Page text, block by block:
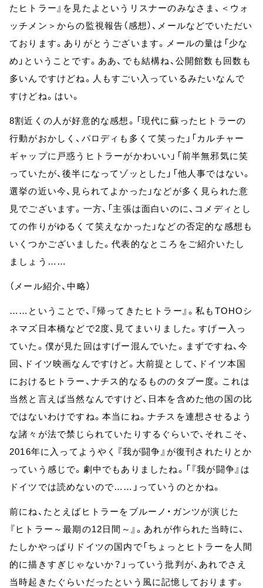
たヒトラー』を見たよというリスナーのみなさま、＜ウォ
ッチメン＞からの監視報告（感想）、メールなどでいただい
ております。ありがとうございます。メールの量は「少な
め」ということです。ああ、でも結構ね、公開館数も回数も
多いんですけどね。人もすごい入っているみたいなんで
すけどね。はい。
8割近くの人が好意的な感想。「現代に蘇ったヒトラーの
行動がおかしく、パロディも多くて笑った」「カルチャー
ギャップに戸惑うヒトラーがかわいい」「前半無邪気に笑
っていたが、後半になってゾッとした」「他人事ではない。
選挙の近い今、見られてよかった」などが多く見られた意
見でございます。一方、「主張は面白いのに、コメディとし
ての作りがゆるくて笑えなかった」などの否定的な感想も
いくつかございました。代表的なところをご紹介いたし
ましょう……
（メール紹介、中略）
……ということで、『帰ってきたヒトラー』。私もTOHOシ
ネマズ日本橋などで2度、見てまいりました。すげー入っ
ていた。僕が見た回はすげー混んでいた。まずですね、今
回、ドイツ映画なんですけど。大前提として、ドイツ本国
におけるヒトラー、ナチス的なるもののタブー度。これは
当然と言えば当然なんですけど、日本を含めた他の国の比
ではないわけですね。本当にね。ナチスを連想させるよう
な諸々が法で禁じられていたりするぐらいで、それこそ、
2016年に入ってようやく『我が闘争』が復刊されたりとか
っていう感じで。劇中でもありましたね。「『我が闘争』は
ドイツでは読めないので……」っていうのとかね。
前にね、たとえばヒトラーをブルーノ・ガンツが演じた
『ヒトラー～最期の12日間～』。あれが作られた当時に、
たしかやっぱりドイツの国内で「ちょっとヒトラーを人間
的に描きすぎじゃないか？」っていう批判が、あれでさえ
当時起きたぐらいだったという風に記憶しております。